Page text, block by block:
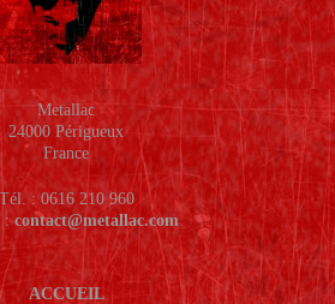
Metallac
24000 Périgueux
France
Tél. : 0616 210 960
: contact@metallac.com
ACCUEIL